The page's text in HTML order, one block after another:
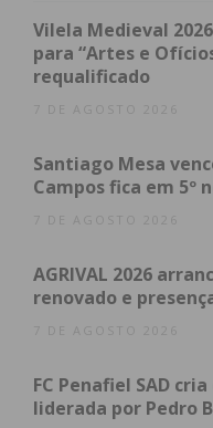
Assine nossa
obtenha de
Vilela Medieval
para “Artes e
requalificado
7 DE AGOSTO 2026
Santiago Mesa
Campos fica em 5º
7 DE AGOSTO 2026
AGRIVAL 2026
renovado e
7 DE AGOSTO 2026
FC Penafiel SAD
liderada por Pedro